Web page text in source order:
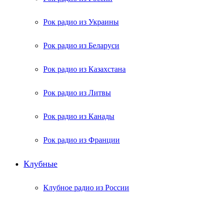
Рок радио из Украины
Рок радио из Беларуси
Рок радио из Казахстана
Рок радио из Литвы
Рок радио из Канады
Рок радио из Франции
Клубные
Клубное радио из России